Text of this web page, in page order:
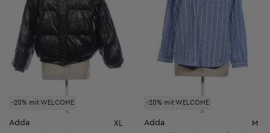
-20% mit WELCOME
Adda XL
-20% mit WELCOME
Adda M